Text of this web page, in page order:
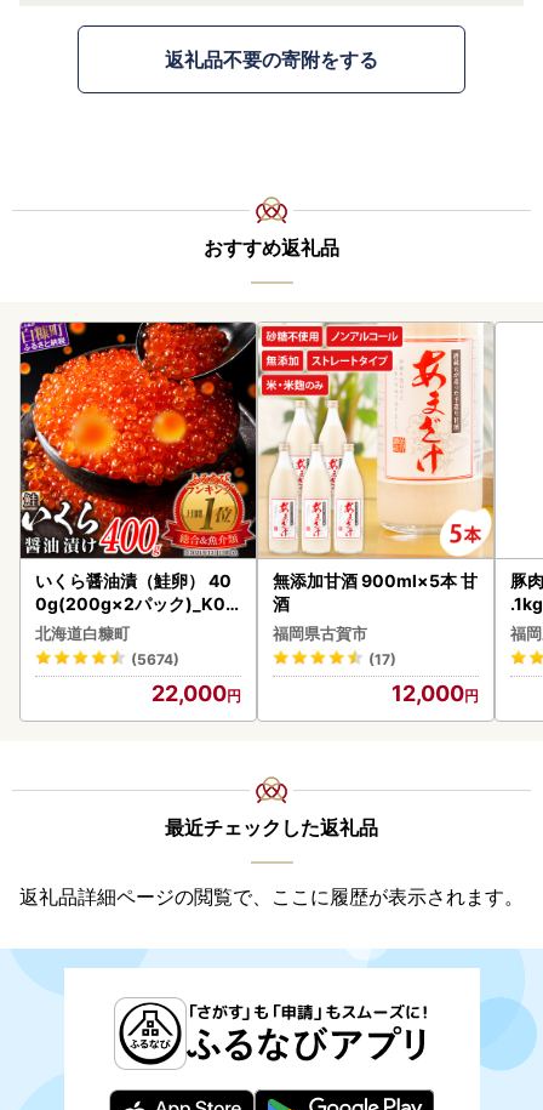
返礼品不要の寄附をする
おすすめ返礼品
いくら醤油漬（鮭卵） 40
0g(200g×2パック)_K02
2-1676
北海道白糠町
(5674)
22,000
無添加甘酒 900ml×5本 甘
酒
福岡県古賀市
(17)
12,000
豚
福
最近チェックした返礼品
返礼品詳細ページの閲覧で、ここに履歴が表示されます。